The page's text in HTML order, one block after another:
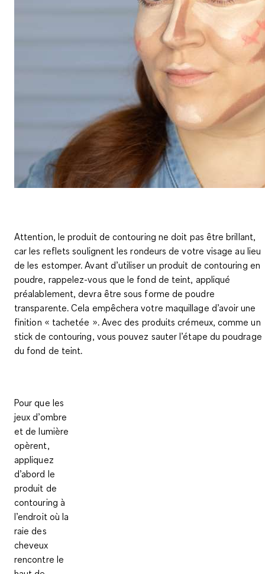
Attention, le produit de contouring ne doit pas être brillant,
car les reflets soulignent les rondeurs de votre visage au lieu
de les estomper. Avant d’utiliser un produit de contouring en
poudre, rappelez-vous que le fond de teint, appliqué
préalablement, devra être sous forme de poudre
transparente. Cela empêchera votre maquillage d’avoir une
finition « tachetée ». Avec des produits crémeux, comme un
stick de contouring, vous pouvez sauter l’étape du poudrage
du fond de teint.
Pour que les
jeux d’ombre
et de lumière
opèrent,
appliquez
d’abord le
produit de
contouring à
l’endroit où la
raie des
cheveux
rencontre le